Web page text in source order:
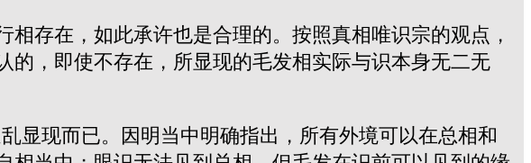
存在，如此承许也是合理的。按照真相唯识宗的观点，
，即使不存在，所显现的毛发相实际与识本身无二无
显现而已。因明当中明确指出，所有外境可以在总相和